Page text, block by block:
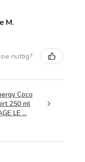
M.
nuttig?
Coco
250 ml
LE ...